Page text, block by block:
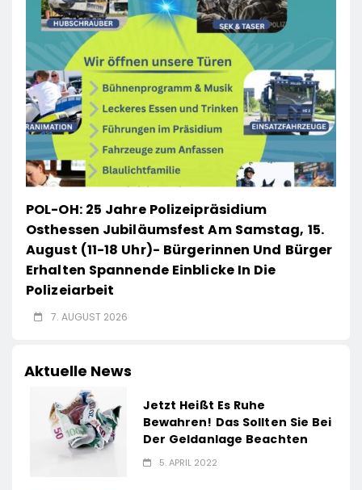
POL-OH: 25 Jahre Polizeipräsidium
Osthessen Jubiläumsfest Am Samstag, 15.
August (11-18 Uhr)- Bürgerinnen Und Bürger
Erhalten Spannende Einblicke In Die
Polizeiarbeit
7. AUGUST 2026
Aktuelle News
Jetzt Heißt Es Ruhe
Bewahren! Das Sollten Sie Bei
Der Geldanlage Beachten
5. APRIL 2022